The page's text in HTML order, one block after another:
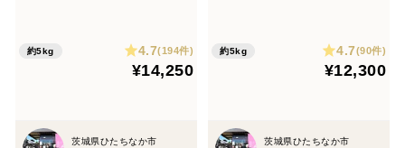
約5kg 4.7(194件)
¥14,250
茨城県ひたちなか市
約5kg 4.7(90件)
¥12,300
茨城県ひたちなか市